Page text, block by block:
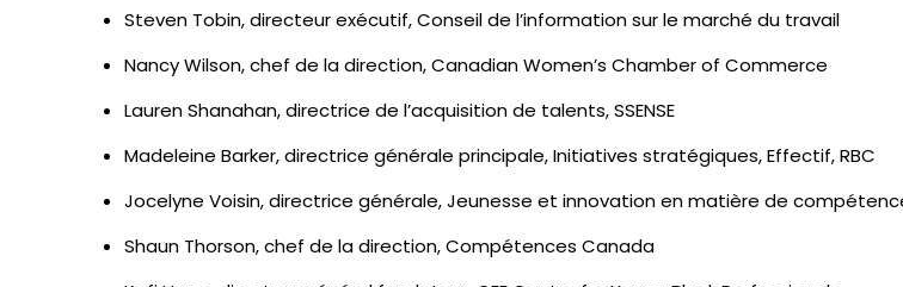
Steven Tobin, directeur exécutif, Conseil de l’information sur le marché du travail
Nancy Wilson, chef de la direction, Canadian Women’s Chamber of Commerce
Lauren Shanahan, directrice de l’acquisition de talents, SSENSE
Madeleine Barker, directrice générale principale, Initiatives stratégiques, Effectif, RBC
Jocelyne Voisin, directrice générale, Jeunesse et innovation en matière de
Shaun Thorson, chef de la direction, Compétences Canada